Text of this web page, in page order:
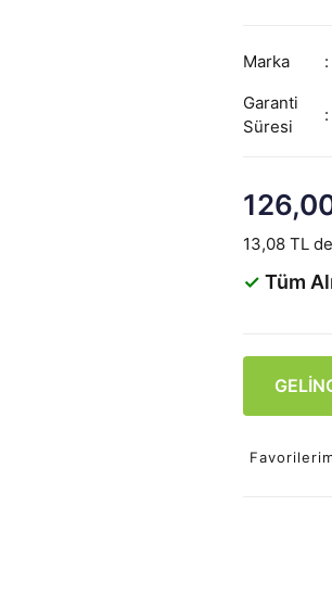
Marka
Garanti
Süresi
13,08 TL
✓ Tüm